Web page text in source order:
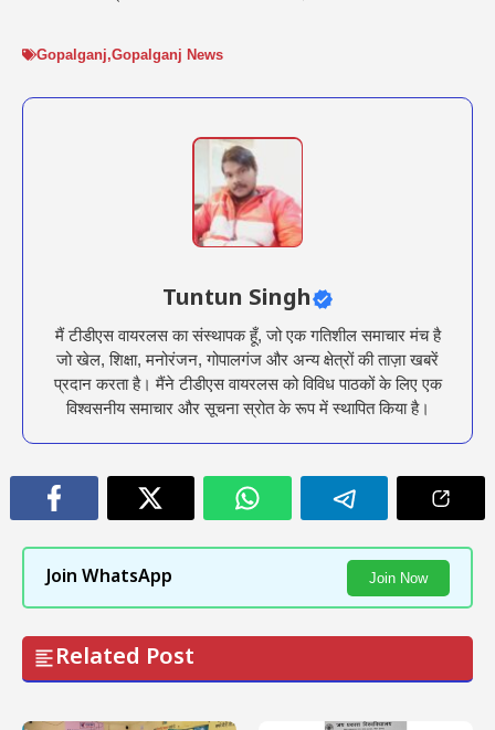
Gopalganj,Gopalganj News
Tuntun Singh
मैं टीडीएस वायरलस का संस्थापक हूँ, जो एक गतिशील समाचार मंच है
जो खेल, शिक्षा, मनोरंजन, गोपालगंज और अन्य क्षेत्रों की ताज़ा खबरें
प्रदान करता है। मैंने टीडीएस वायरलस को विविध पाठकों के लिए एक
विश्वसनीय समाचार और सूचना स्रोत के रूप में स्थापित किया है।
Join WhatsApp Join Now
Related Post